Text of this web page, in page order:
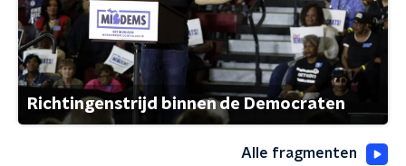
Richtingenstrijd binnen de Democraten
Alle fragmenten